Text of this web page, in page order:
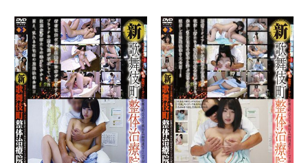
新・歌舞伎町 整体治療院52 新